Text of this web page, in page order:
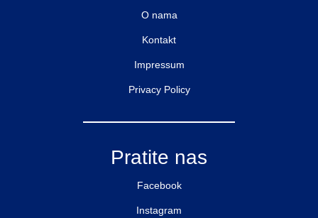
O nama
Kontakt
Impressum
Privacy Policy
Pratite nas
Facebook
Instagram